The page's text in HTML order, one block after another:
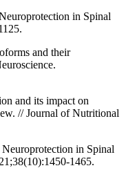
in Spinal
and their
and its impact on
// Journal of Nutritional
in Spinal
1465.